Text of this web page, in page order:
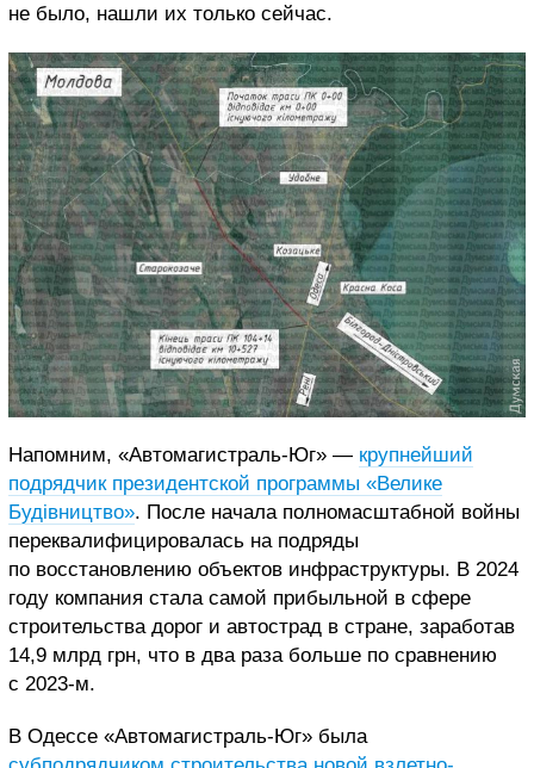
не было, нашли их только сейчас.
Напомним, «Автомагистраль-Юг» — крупнейший
подрядчик президентской программы «Велике
Будівництво». После начала полномасштабной войны
переквалифицировалась на подряды
по восстановлению объектов инфраструктуры. В 2024
году компания стала самой прибыльной в сфере
строительства дорог и автострад в стране, заработав
14,9 млрд грн, что в два раза больше по сравнению
с 2023-м.
В Одессе «Автомагистраль-Юг» была